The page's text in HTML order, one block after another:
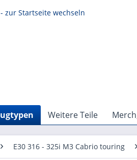
Weitere Teile
E30 316 - 325i M3 Cabrio touring